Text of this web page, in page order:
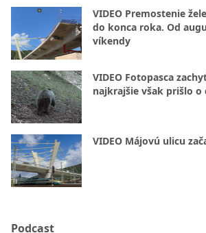
VIDEO Premostenie
do konca roka. Od
víkendy
VIDEO Fotopasca
najkrajšie však prišlo o
VIDEO Májovú ulicu
Podcast